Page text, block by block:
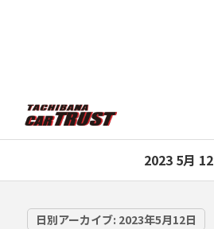
2023 5月 12
日別アーカイブ: 2023年5月12日